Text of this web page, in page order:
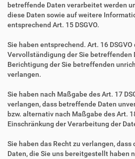
betreffende Daten verarbeitet werden
diese Daten sowie auf weitere
entsprechend Art. 15 DSGVO.
Sie haben entsprechend. Art. 16 DSGVO
Vervollständigung der Sie betreffenden
Berichtigung der Sie betreffenden
verlangen.
Sie haben nach Maßgabe des Art. 17
verlangen, dass betreffende Daten
bzw. alternativ nach Maßgabe des Art.
Einschränkung der Verarbeitung der
Sie haben das Recht zu verlangen,
Daten, die Sie uns bereitgestellt haben